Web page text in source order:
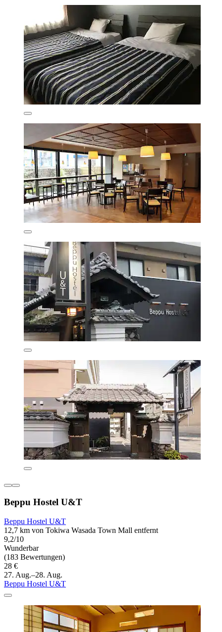
Beppu Hostel U&T
Beppu Hostel U&T
12,7 km von Tokiwa Wasada Town Mall entfernt
9,2/10
Wunderbar
(183 Bewertungen)
28 €
27. Aug.–28. Aug.
Beppu Hostel U&T